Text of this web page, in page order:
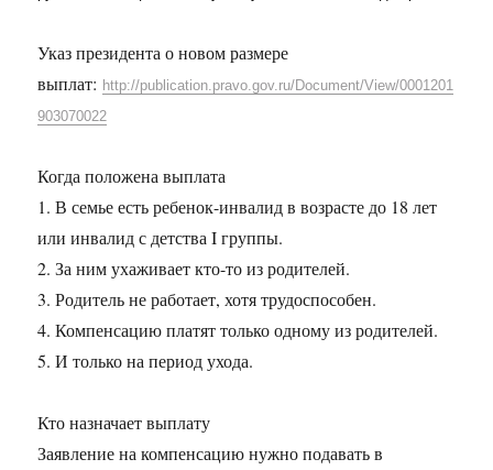
Указ президента о новом размере
выплат: http://publication.pravo.gov.ru/Document/View/0001201
903070022
Когда положена выплата
1. В семье есть ребенок-инвалид в возрасте до 18 лет
или инвалид с детства I группы.
2. За ним ухаживает кто-то из родителей.
3. Родитель не работает, хотя трудоспособен.
4. Компенсацию платят только одному из родителей.
5. И только на период ухода.
Кто назначает выплату
Заявление на компенсацию нужно подавать в